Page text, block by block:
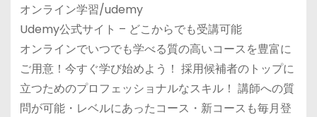
オンライン学習/udemy
Udemy公式サイト – どこからでも受講可能
オンラインでいつでも学べる質の高いコースを豊富に
ご用意！今すぐ学び始めよう！ 採用候補者のトップに
立つためのプロフェッショナルなスキル！ 講師への質
問が可能・レベルにあったコース・新コースも毎月登